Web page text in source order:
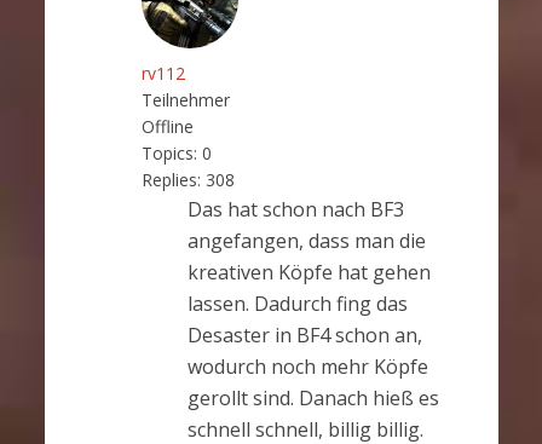
rv112
Teilnehmer
Offline
Topics: 0
Replies: 308
Das hat schon nach BF3
angefangen, dass man die
kreativen Köpfe hat gehen
lassen. Dadurch fing das
Desaster in BF4 schon an,
wodurch noch mehr Köpfe
gerollt sind. Danach hieß es
schnell schnell, billig billig.